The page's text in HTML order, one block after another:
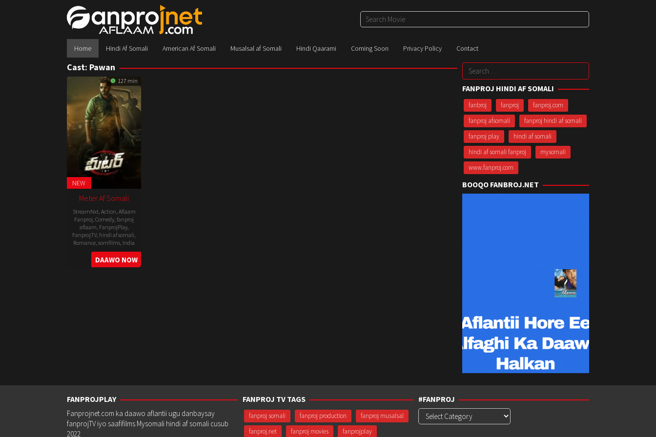
Home Hindi Af Somali American Af Somali Musalsal af Somali Hindi Qaarami Coming Soon Privacy Policy Contact
Cast: Pawan
127 min
NEW
Meter Af Somali
StreamNxt, Action, Aflaam
Fanproj, Comedy, fanproj
aflaam, FanprojPlay,
FanprojTV, hindi af somali,
Romance, somfilms, India
7
Apr
Gulabi
Srinu
DAAWO NOW
Search
for:
FANPROJ HINDI AF SOMALI
fanbroj fanproj
fanproj.com
fanproj afsomali
fanproj hindi af somali
fanproj play
hindi af somali
hindi af somali fanproj
mysomali
www.fanproj.com
BOOQO FANBROJ.NET
FANPROJPLAY
Fanprojnet.com ka daawo aflantii ugu danbaysay
fanprojTV iyo saafifilms Mysomali hindi af somali cusub
2022
FANPROJ TV TAGS
fanproj somali fanproj production
fanproj musalsal
fanproj.net
fanproj movies fanprojplay
#FANPROJ
#Fanproj